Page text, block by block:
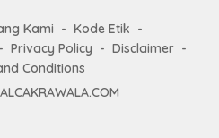
Kami
Kode Etik
Privacy Policy
Disclaimer
Conditions